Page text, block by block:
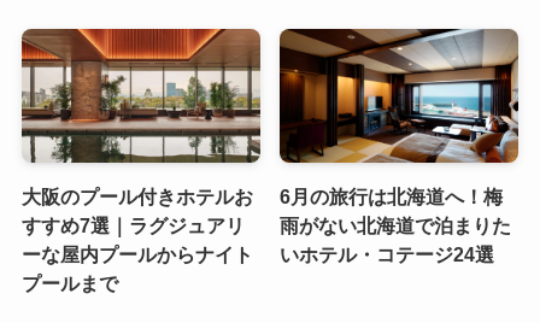
大阪のプール付きホテルお
すすめ7選｜ラグジュアリ
ーな屋内プールからナイト
プールまで
6月の旅行は北海道へ！梅
雨がない北海道で泊まりた
いホテル・コテージ24選